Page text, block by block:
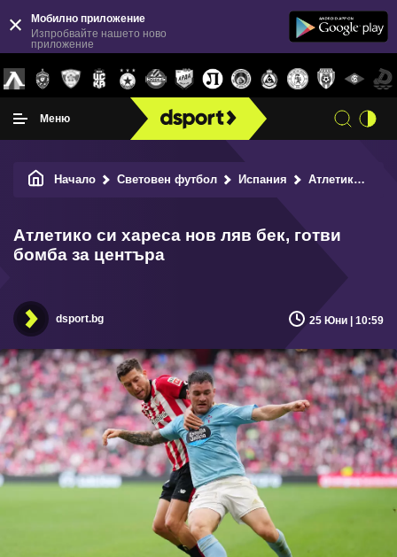
Мобилно приложение
Изпробвайте нашето ново
приложение
Меню
Начало Световен футбол Испания Атлетико си хареса нов ляв бек, готви бомба за центъра
Атлетико си хареса нов ляв бек, готви
бомба за центъра
dsport.bg 25 Юни | 10:59